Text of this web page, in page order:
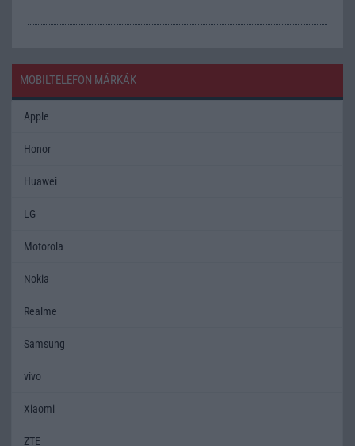
MOBILTELEFON MÁRKÁK
Apple
Honor
Huawei
LG
Motorola
Nokia
Realme
Samsung
vivo
Xiaomi
ZTE